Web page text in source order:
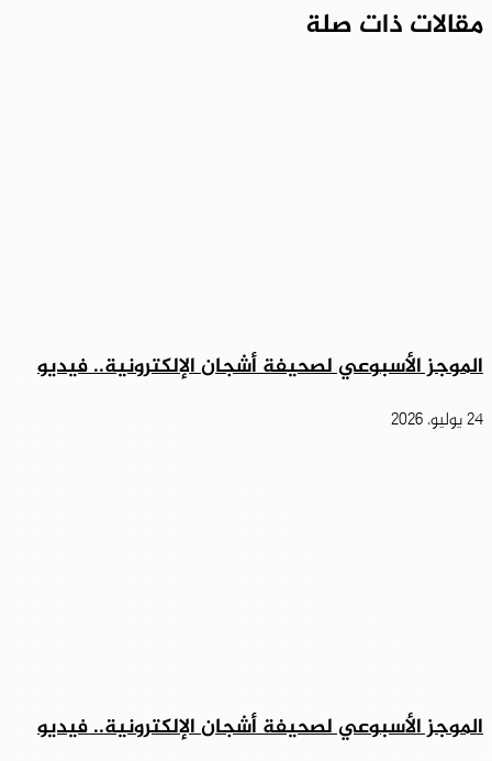
مقالات ذات صلة
الموجز الأسبوعي لصحيفة أشجان الإلكترونية.. فيديو
24 يوليو، 2026
الموجز الأسبوعي لصحيفة أشجان الإلكترونية.. فيديو